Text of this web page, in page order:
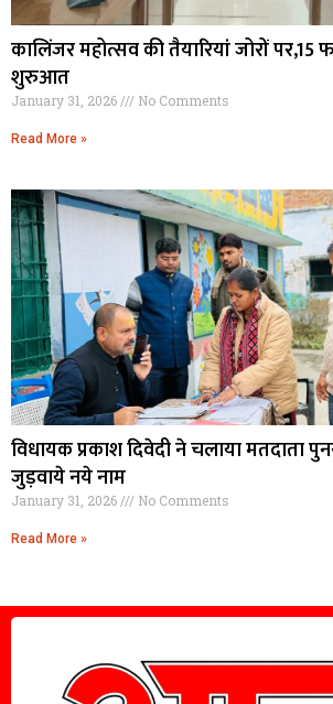
कालिंजर महोत्सव की तैयारियां जोरों पर,15
शुरुआत
January 31, 2026 No Comments
Read More »
विधायक प्रकाश दिवेदी ने चलाया मतदाता
जुड़वाये नये नाम
January 31, 2026 No Comments
Read More »